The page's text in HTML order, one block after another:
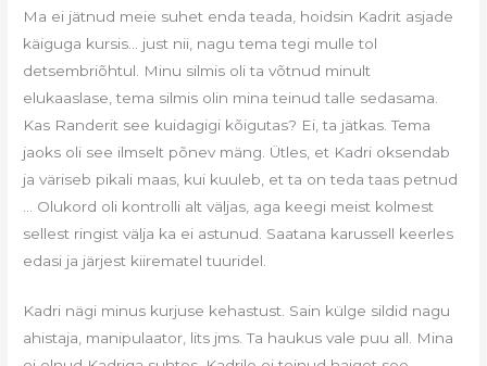
Ma ei jätnud meie suhet enda teada, hoidsin Kadrit asjade
käiguga kursis… just nii, nagu tema tegi mulle tol
detsembriõhtul. Minu silmis oli ta võtnud minult
elukaaslase, tema silmis olin mina teinud talle sedasama.
Kas Randerit see kuidagigi kõigutas? Ei, ta jätkas. Tema
jaoks oli see ilmselt põnev mäng. Ütles, et Kadri oksendab
ja väriseb pikali maas, kui kuuleb, et ta on teda taas petnud
… Olukord oli kontrolli alt väljas, aga keegi meist kolmest
sellest ringist välja ka ei astunud. Saatana karussell keerles
edasi ja järjest kiirematel tuuridel.
Kadri nägi minus kurjuse kehastust. Sain külge sildid nagu
ahistaja, manipulaator, lits jms. Ta haukus vale puu all. Mina